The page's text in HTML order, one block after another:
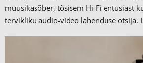
muusikasõber, tõsisem Hi-Fi entusiast
tervikliku audio-video lahenduse otsija.